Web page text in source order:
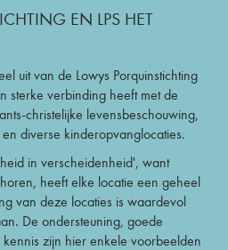
EN LPS HET
uit van de Lowys Porquinstichting
sterke verbinding heeft met de
christelijke levensbeschouwing,
diverse kinderopvanglocaties.
in verscheidenheid', want
heeft elke locatie een geheel
van deze locaties is waardevol
De ondersteuning, goede
zijn hier enkele voorbeelden